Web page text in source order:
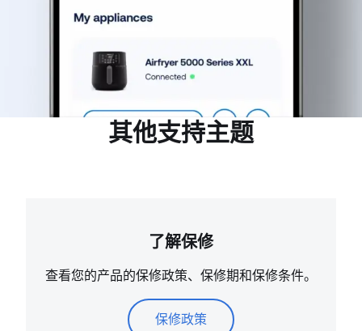
其他支持主题
了解保修
查看您的产品的保修政策、保修期和保修条件。
保修政策